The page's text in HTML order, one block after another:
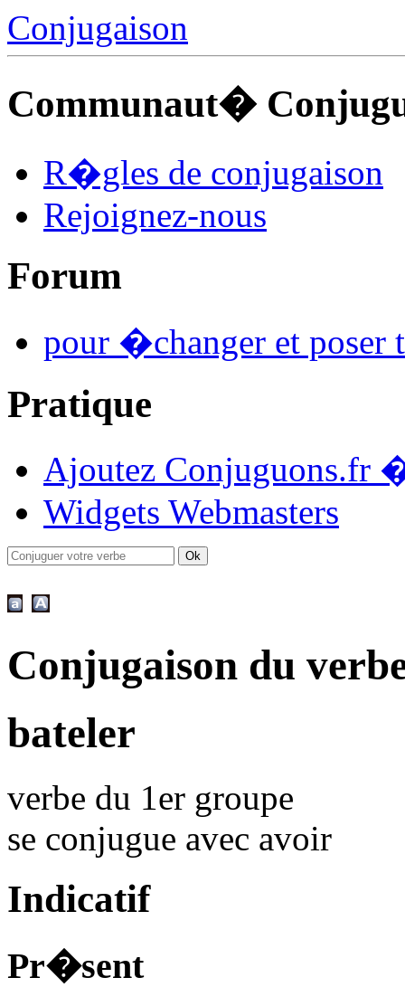
Conjugaison
Communaut�
R�gles de conjugaison
Rejoignez-nous
Forum
pour �changer et poser
Pratique
Ajoutez Conjuguons.fr
Widgets Webmasters
Conjugaison du
bateler
verbe du 1er groupe
se conjugue avec avoir
Indicatif
Pr�sent